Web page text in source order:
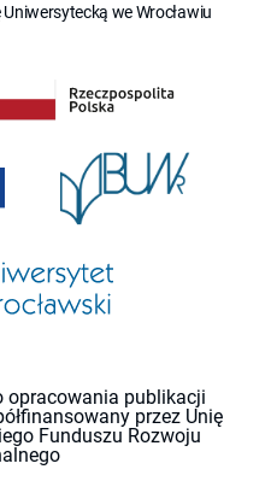
we Wrocławiu
opracowania publikacji
przez Unię
Funduszu Rozwoju